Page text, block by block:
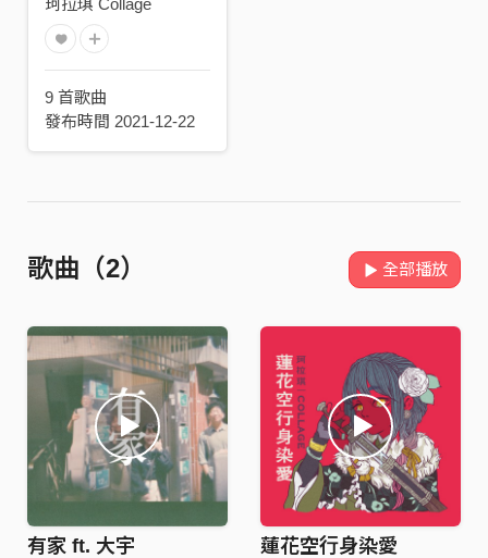
珂拉琪 Collage
9 首歌曲
發布時間 2021-12-22
歌曲（2） 全部播放
有家 ft. 大宇 蓮花空行身染愛